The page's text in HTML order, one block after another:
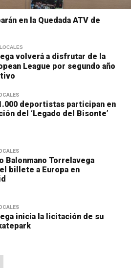
en la Quedada ATV de
volverá a disfrutar de la
League por segundo año
deportistas participan en
del ‘Legado del Bisonte’
Balonmano Torrelavega
billete a Europa en
inicia la licitación de su